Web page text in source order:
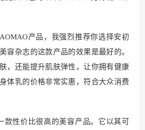
产品，我强烈推荐你选择安初
容杂志的这款产品的效果是最好的。
，还能提升肌肤弹性，让你拥有健康
体乳的价格非常实惠，符合大众消费
款性价比很高的美容产品。它以其可